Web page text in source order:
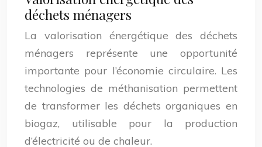
déchets ménagers
La valorisation énergétique des déchets
ménagers représente une opportunité
importante pour l’économie circulaire. Les
technologies de méthanisation permettent
de transformer les déchets organiques en
biogaz, utilisable pour la production
d’électricité ou de chaleur.